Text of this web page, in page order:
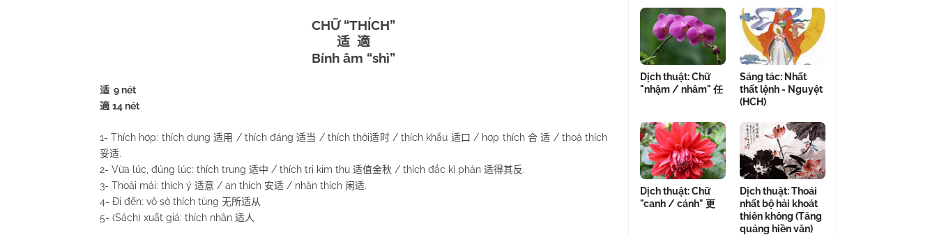
CHỮ “THÍCH”
适 適
Bính âm “shì”
适 9 nét
適 14 nét
1- Thích hợp: thích dụng 适用 / thích đáng适当 / thích thời适时/ thích khẩu 适口 / hợp thích 合 适 / thoả thích
妥适.
2- Vừa lúc, đúng lúc: thích trung 适中 / thích trị kim thu 适值金秋 / thích đắc kì phản 适得其反 .
3- Thoải mái: thích ý 适意 / an thích 安适 / nhàn thích 闲适.
4- Đi đến: vô sở thích tùng 无所适从
5- (Sách) xuất giá: thích nhân 适人
Dịch thuật: Chữ
"nhậm / nhâm" 任
Sáng tác: Nhất
thất lệnh - Nguyệt
(HCH)
Dịch thuật: Chữ
"canh / cánh" 更
Dịch thuật: Thoái
nhất bộ hải khoát
thiên không (Tăng
quảng hiền văn)